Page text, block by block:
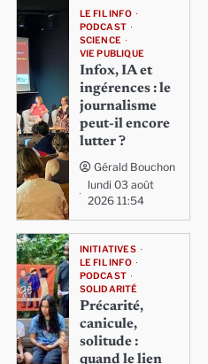
LE FIL INFO
PODCAST
SCIENCE
VIE PUBLIQUE
Infox, IA et
ingérences : le
journalisme
peut-il encore
lutter ?
Gérald Bouchon
lundi 03 août
2026 11:54
INITIATIVES
LE FIL INFO
PODCAST
SOLIDARITÉ
Précarité,
canicule,
solitude :
quand le lien